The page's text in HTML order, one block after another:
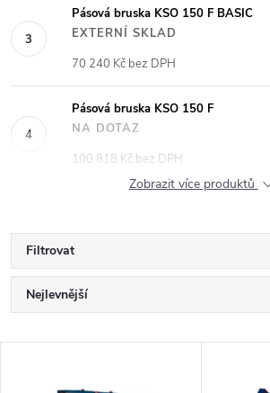
Pásová bruska KSO 150 F BASIC
EXTERNÍ SKLAD
70 240 Kč bez DPH
Pásová bruska KSO 150 F
NA DOTAZ
100 818 Kč bez DPH
Zobrazit více produktů
Filtrovat
Ř
a
Nejlevnější